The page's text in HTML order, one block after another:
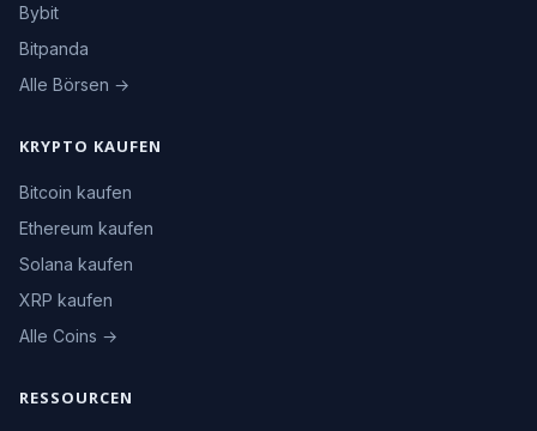
Bybit
Bitpanda
Alle Börsen →
KRYPTO KAUFEN
Bitcoin kaufen
Ethereum kaufen
Solana kaufen
XRP kaufen
Alle Coins →
RESSOURCEN